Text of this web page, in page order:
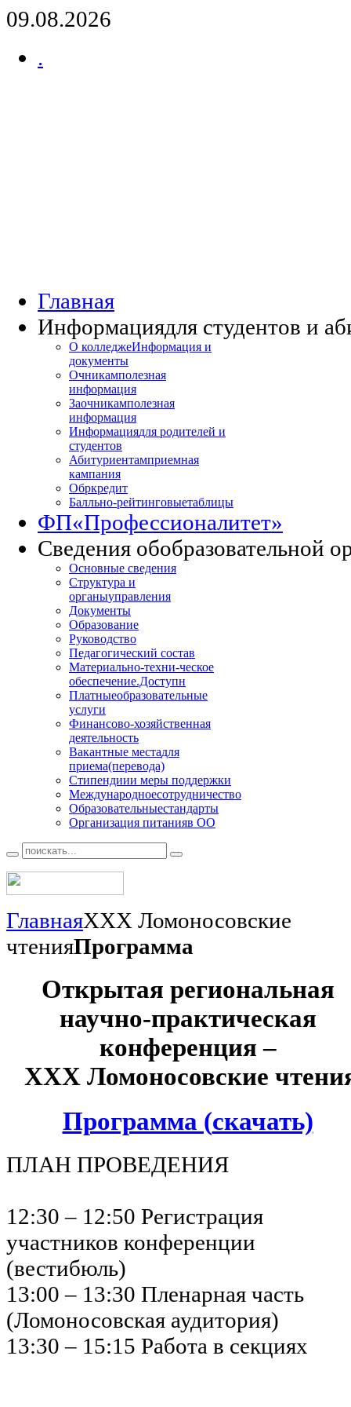
09.08.2026
.
Главная
Информациядля студентов и
О колледжеИнформация и
документы
Очникамполезная
информация
Заочникамполезная
информация
Информациядля родителей и
студентов
Абитуриентамприемная
кампания
Обркредит
Балльно-рейтинговыетаблицы
ФП«Профессионалитет»
Сведения обобразовательной
Основные сведения
Структура и
органыуправления
Документы
Образование
Руководство
Педагогический состав
Материально-техни-ческое
обеспечение.Доступн
Платныеобразовательные
услуги
Финансово-хозяйственная
деятельность
Вакантные местадля
приема(перевода)
Стипендиии меры поддержки
Международноесотрудничество
Образовательныестандарты
Организация питанияв ОО
ГлавнаяXXX Ломоносовские
чтенияПрограмма
Открытая региональная
научно-практическая
конференция –
XXX Ломоносовские
Программа (скачать)
ПЛАН ПРОВЕДЕНИЯ
12:30 – 12:50 Регистрация
участников конференции
(вестибюль)
13:00 – 13:30 Пленарная часть
(Ломоносовская аудитория)
13:30 – 15:15 Работа в секциях